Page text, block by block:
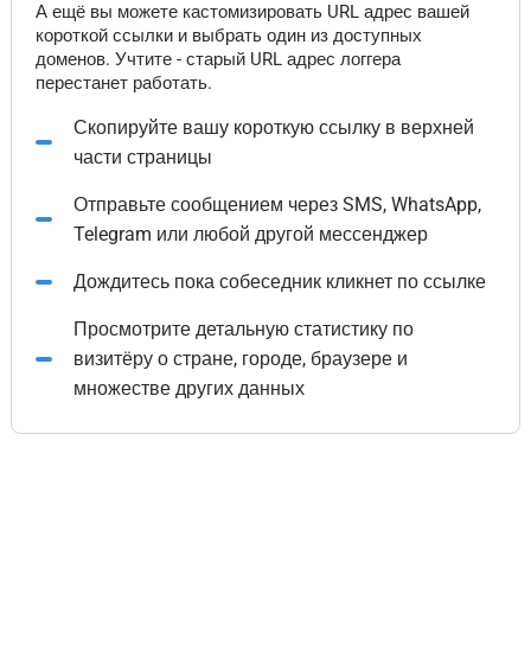
А ещё вы можете кастомизировать URL адрес вашей
короткой ссылки и выбрать один из доступных
доменов. Учтите - старый URL адрес логгера
перестанет работать.
Скопируйте вашу короткую ссылку в верхней
части страницы
Отправьте сообщением через SMS, WhatsApp,
Telegram или любой другой мессенджер
Дождитесь пока собеседник кликнет по ссылке
Просмотрите детальную статистику по
визитёру о стране, городе, браузере и
множестве других данных